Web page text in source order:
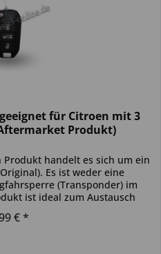
für Citroen mit 3
Produkt)
handelt es sich um ein
Es ist weder eine
(Transponder) im
ist ideal zum Austausch
€ *